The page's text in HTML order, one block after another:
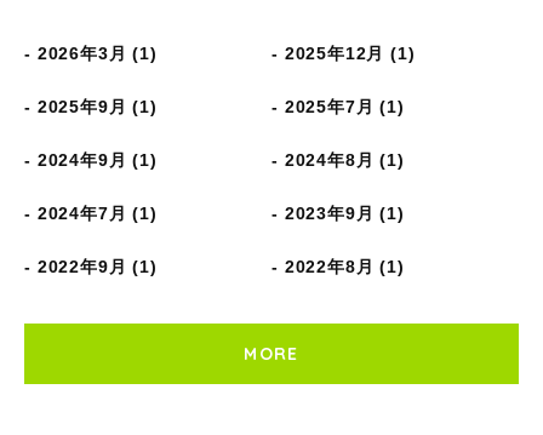
2026年3月 (1) 2025年12月 (1)
2025年9月 (1) 2025年7月 (1)
2024年9月 (1) 2024年8月 (1)
2024年7月 (1) 2023年9月 (1)
2022年9月 (1) 2022年8月 (1)
MORE